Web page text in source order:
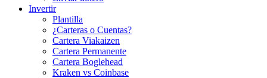
Invertir
Plantilla
¿Carteras o Cuentas?
Cartera Viakaizen
Cartera Permanente
Cartera Boglehead
Kraken vs Coinbase